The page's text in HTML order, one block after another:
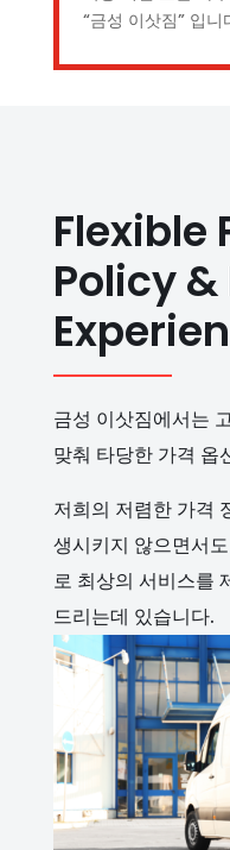
“금성 이삿짐” 입니
Flexible
Policy
금성 이삿짐에서는
맞춰 타당한 가격 옵
저희의 저렴한 가격
생시키지 않으면서
로 최상의 서비스를
드리는데 있습니다.